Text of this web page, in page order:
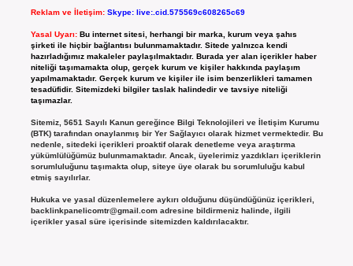
Reklam ve İletişim: Skype: live:.cid.575569c608265c69
Yasal Uyarı: Bu internet sitesi, herhangi bir marka, kurum veya şahıs
şirketi ile hiçbir bağlantısı bulunmamaktadır. Sitede yalnızca kendi
hazırladığımız makaleler paylaşılmaktadır. Burada yer alan içerikler haber
niteliği taşımamakta olup, gerçek kurum ve kişiler hakkında paylaşım
yapılmamaktadır. Gerçek kurum ve kişiler ile isim benzerlikleri tamamen
tesadüfidir. Sitemizdeki bilgiler taslak halindedir ve tavsiye niteliği
taşımazlar.
Sitemiz, 5651 Sayılı Kanun gereğince Bilgi Teknolojileri ve İletişim Kurumu
(BTK) tarafından onaylanmış bir Yer Sağlayıcı olarak hizmet vermektedir. Bu
nedenle, sitedeki içerikleri proaktif olarak denetleme veya araştırma
yükümlülüğümüz bulunmamaktadır. Ancak, üyelerimiz yazdıkları içeriklerin
sorumluluğunu taşımakta olup, siteye üye olarak bu sorumluluğu kabul
etmiş sayılırlar.
Hukuka ve yasal düzenlemelere aykırı olduğunu düşündüğünüz içerikleri,
backlinkpanelicomtr@gmail.comadresine bildirmeniz halinde, ilgili
içerikler yasal süre içerisinde sitemizden kaldırılacaktır.